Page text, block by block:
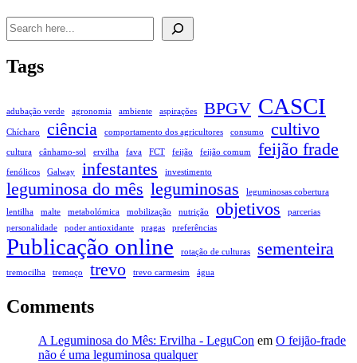
Pesquisar
Tags
adubação verde agronomia ambiente aspirações BPGV CASCI
Chícharo ciência comportamento dos agricultores consumo cultivo
cultura cânhamo-sol ervilha fava FCT feijão feijão comum feijão frade
fenólicos Galway infestantes investimento
leguminosa do mês leguminosas leguminosas cobertura
lentilha malte metabolómica mobilização nutrição objetivos
parcerias
personalidade
poder antioxidante pragas preferências
Publicação online rotação de culturas sementeira
tremocilha tremoço trevo trevo carmesim água
Comments
A Leguminosa do Mês: Ervilha - LeguCon em O feijão-frade
não é uma leguminosa qualquer